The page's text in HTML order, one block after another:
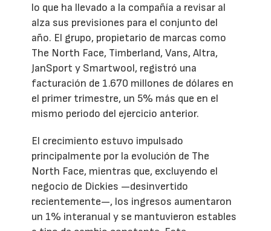
lo que ha llevado a la compañía a revisar al
alza sus previsiones para el conjunto del
año. El grupo, propietario de marcas como
The North Face, Timberland, Vans, Altra,
JanSport y Smartwool, registró una
facturación de 1.670 millones de dólares en
el primer trimestre, un 5% más que en el
mismo periodo del ejercicio anterior.
El crecimiento estuvo impulsado
principalmente por la evolución de The
North Face, mientras que, excluyendo el
negocio de Dickies —desinvertido
recientemente—, los ingresos aumentaron
un 1% interanual y se mantuvieron estables